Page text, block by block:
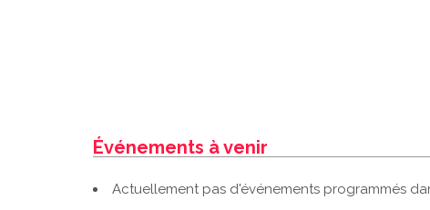
Événements à venir
Actuellement pas d'événements programmés